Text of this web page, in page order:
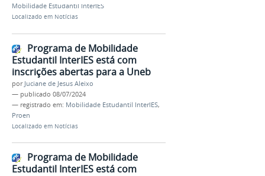
Mobilidade Estudantil InterIES
Localizado em Notícias
Programa de Mobilidade
Estudantil InterIES está com
inscrições abertas para a Uneb
por Juciane de Jesus Aleixo
— publicado 08/07/2024
— registrado em: Mobilidade Estudantil InterIES,
Proen
Localizado em Notícias
Programa de Mobilidade
Estudantil InterIES está com